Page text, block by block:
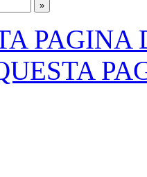
PAGINA